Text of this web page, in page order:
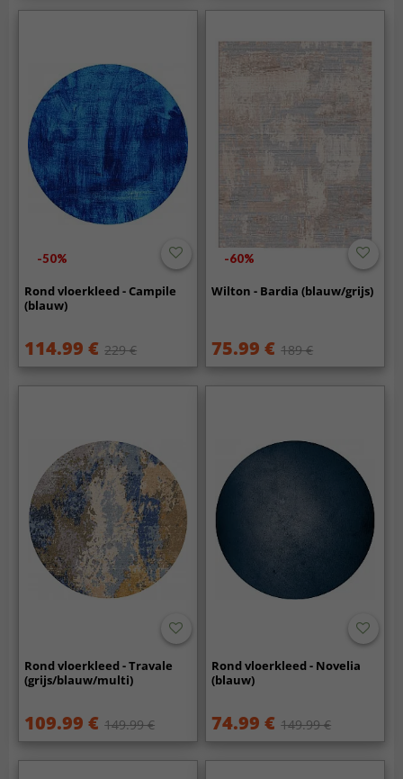
-50%
Rond vloerkleed - Campile
(blauw)
114.99 € 229 €
-60%
Wilton - Bardia (blauw/grijs)
75.99 € 189 €
Rond vloerkleed - Travale
(grijs/blauw/multi)
109.99 € 149.99 €
Rond vloerkleed - Novelia
(blauw)
74.99 € 149.99 €